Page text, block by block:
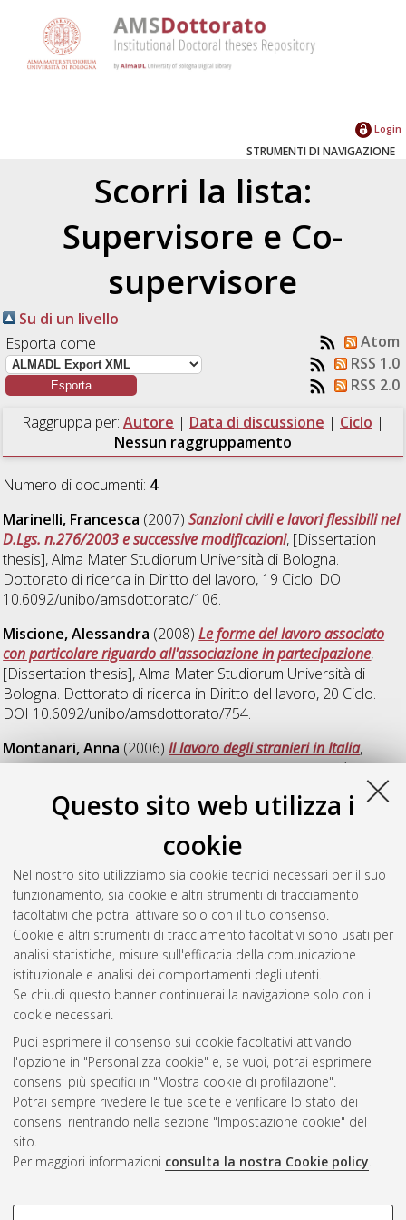
Questo sito web utilizza i
cookie
Nel nostro sito utilizziamo sia cookie tecnici necessari per il suo
funzionamento, sia cookie e altri strumenti di tracciamento
facoltativi che potrai attivare solo con il tuo consenso.
Cookie e altri strumenti di tracciamento facoltativi sono usati per
analisi statistiche, misure sull'efficacia della comunicazione
istituzionale e analisi dei comportamenti degli utenti.
Se chiudi questo banner continuerai la navigazione solo con i
cookie necessari.
Puoi esprimere il consenso sui cookie facoltativi attivando
l'opzione in "Personalizza cookie" e, se vuoi, potrai esprimere
consensi più specifici in "Mostra cookie di profilazione".
Potrai sempre rivedere le tue scelte e verificare lo stato dei
consensi rientrando nella sezione "Impostazione cookie" del
sito.
Per maggiori informazioni consulta la nostra Cookie policy.
COOKIE DI PROFILAZIONE -
Login
STRUMENTI DI NAVIGAZIONE
Scorri la lista:
Supervisore e Co-
supervisore
Su di un livello
Esporta come
Atom
RSS 1.0
RSS 2.0
Raggruppa per: Autore | Data di discussione | Ciclo |
Nessun raggruppamento
Numero di documenti: 4.
Marinelli, Francesca (2007)Sanzioni civili e lavori flessibili nel
D.Lgs. n.276/2003 e successive modificazioni, [Dissertation
thesis], Alma Mater Studiorum Università di Bologna.
Dottorato di ricerca in Diritto del lavoro, 19 Ciclo. DOI
10.6092/unibo/amsdottorato/106.
Miscione, Alessandra (2008)Le forme del lavoro associato
con particolare riguardo all'associazione in partecipazione,
[Dissertation thesis], Alma Mater Studiorum Università di
Bologna. Dottorato di ricerca in Diritto del lavoro, 20 Ciclo.
DOI 10.6092/unibo/amsdottorato/754.
Montanari, Anna (2006)Il lavoro degli stranieri in Italia,
[Dissertation thesis], Alma Mater Studiorum Università di
, 17 Ciclo.
DOI 10.6092/unibo/amsdottorato/55.
(2009)Previdenza complementare:
, [Dissertation thesis], Alma Mater
Studiorum Università di Bologna. Dottorato di ricerca in Diritto
del lavoro, 21 Ciclo. DOI 10.6092/unibo/amsdottorato/2065.
Questa lista e' stata generata il Wed Aug 5 20:43:51 2026
Atom
Rss 1.0
Rss 2.0
ISSN: 2038-7946
Impostazioni Cookie